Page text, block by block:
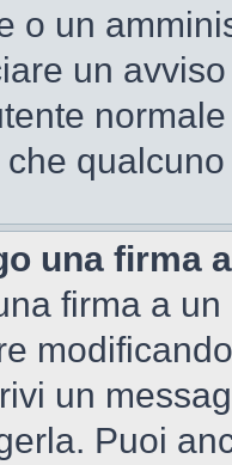
o un
un
una firma
firma a
un
Puoi